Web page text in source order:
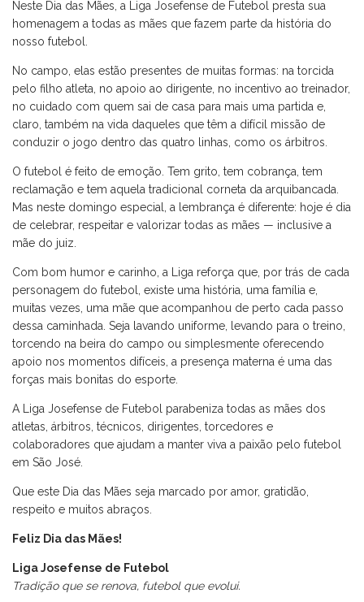
Neste Dia das Mães, a Liga Josefense de Futebol presta sua
homenagem a todas as mães que fazem parte da história do
nosso futebol.
No campo, elas estão presentes de muitas formas: na torcida
pelo filho atleta, no apoio ao dirigente, no incentivo ao treinador,
no cuidado com quem sai de casa para mais uma partida e,
claro, também na vida daqueles que têm a difícil missão de
conduzir o jogo dentro das quatro linhas, como os árbitros.
O futebol é feito de emoção. Tem grito, tem cobrança, tem
reclamação e tem aquela tradicional corneta da arquibancada.
Mas neste domingo especial, a lembrança é diferente: hoje é dia
de celebrar, respeitar e valorizar todas as mães — inclusive a
mãe do juiz.
Com bom humor e carinho, a Liga reforça que, por trás de cada
personagem do futebol, existe uma história, uma família e,
muitas vezes, uma mãe que acompanhou de perto cada passo
dessa caminhada. Seja lavando uniforme, levando para o treino,
torcendo na beira do campo ou simplesmente oferecendo
apoio nos momentos difíceis, a presença materna é uma das
forças mais bonitas do esporte.
A Liga Josefense de Futebol parabeniza todas as mães dos
atletas, árbitros, técnicos, dirigentes, torcedores e
colaboradores que ajudam a manter viva a paixão pelo futebol
em São José.
Que este Dia das Mães seja marcado por amor, gratidão,
respeito e muitos abraços.
Feliz Dia das Mães!
Liga Josefense de Futebol
Tradição que se renova, futebol que evolui.